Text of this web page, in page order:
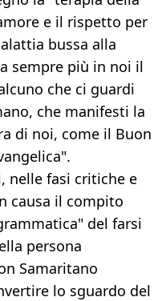
e il rispetto per
bussa alla
sempre più in noi il
che ci guardi
che manifesti la
di noi, come il Buon
nelle fasi critiche e
causa il compito
del farsi
persona
Samaritano
lo sguardo del